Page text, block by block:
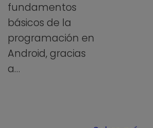
fundamentos
básicos de la
programación en
Android, gracias
a…